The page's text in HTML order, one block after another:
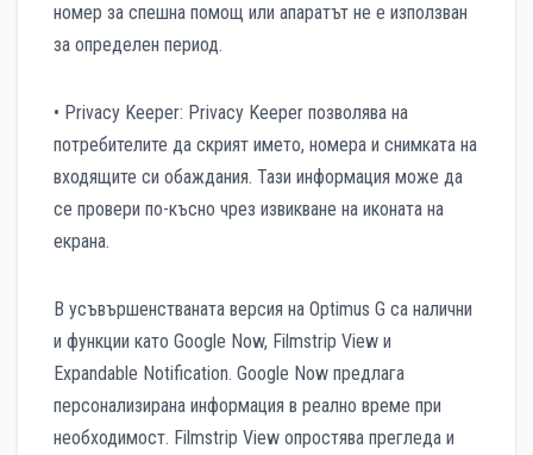
номер за спешна помощ или апаратът не е използван
за определен период.
• Privacy Keeper: Privacy Keeper позволява на
потребителите да скрият името, номера и снимката на
входящите си обаждания. Тази информация може да
се провери по-късно чрез извикване на иконата на
екрана.
В усъвършенстваната версия на Optimus G са налични
и функции като Google Now, Filmstrip View и
Expandable Notification. Google Now предлага
персонализирана информация в реално време при
необходимост. Filmstrip View опростява прегледа и